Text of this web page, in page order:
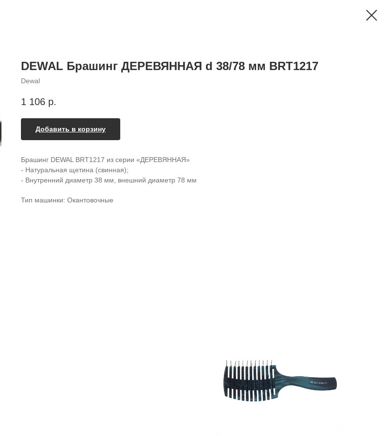
DEWAL Брашинг ДЕРЕВЯННАЯ d 38/78 мм BRT1217
Dewal
1 106 р.
Добавить в корзину
Брашинг DEWAL BRT1217 из серии «ДЕРЕВЯННАЯ»
- Натуральная щетина (свинная);
- Внутренний диаметр 38 мм, внешний диаметр 78 мм
Тип машинки: Окантовочные